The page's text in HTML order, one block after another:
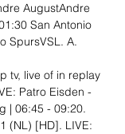
AugustAndre
San Antonio
SpursVSL. A.
tv, live of in replay
Patro Eisden -
| 06:45 - 09:20.
(NL) [HD]. LIVE: